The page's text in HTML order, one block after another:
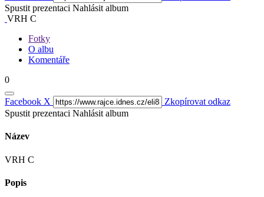
Spustit prezentaci Nahlásit album
VRH C
Fotky
O albu
Komentáře
0
Facebook X
Zkopírovat odkaz
Spustit prezentaci Nahlásit album
Název
VRH C
Popis